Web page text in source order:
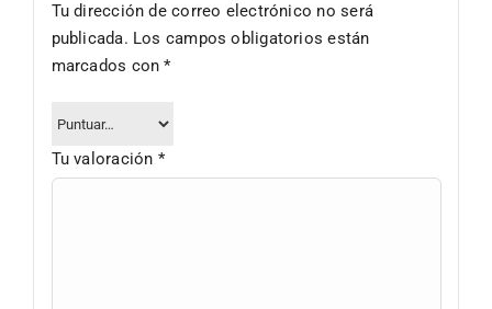
Tu dirección de correo electrónico no será
publicada. Los campos obligatorios están
marcados con*
Tu valoración *